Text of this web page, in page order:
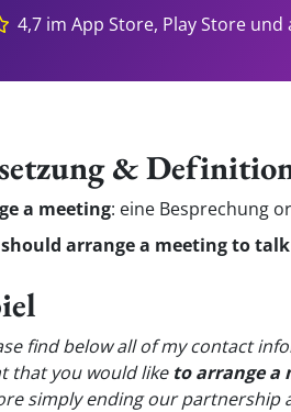
4,7 im App Store, Play Store
&
a meeting: eine Besprechung
should arrange a meeting to
find below all of my contact
that you would like to arrange a
simply ending our partnership